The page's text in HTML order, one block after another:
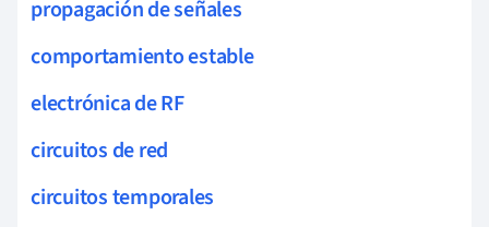
propagación de señales
comportamiento estable
electrónica de RF
circuitos de red
circuitos temporales